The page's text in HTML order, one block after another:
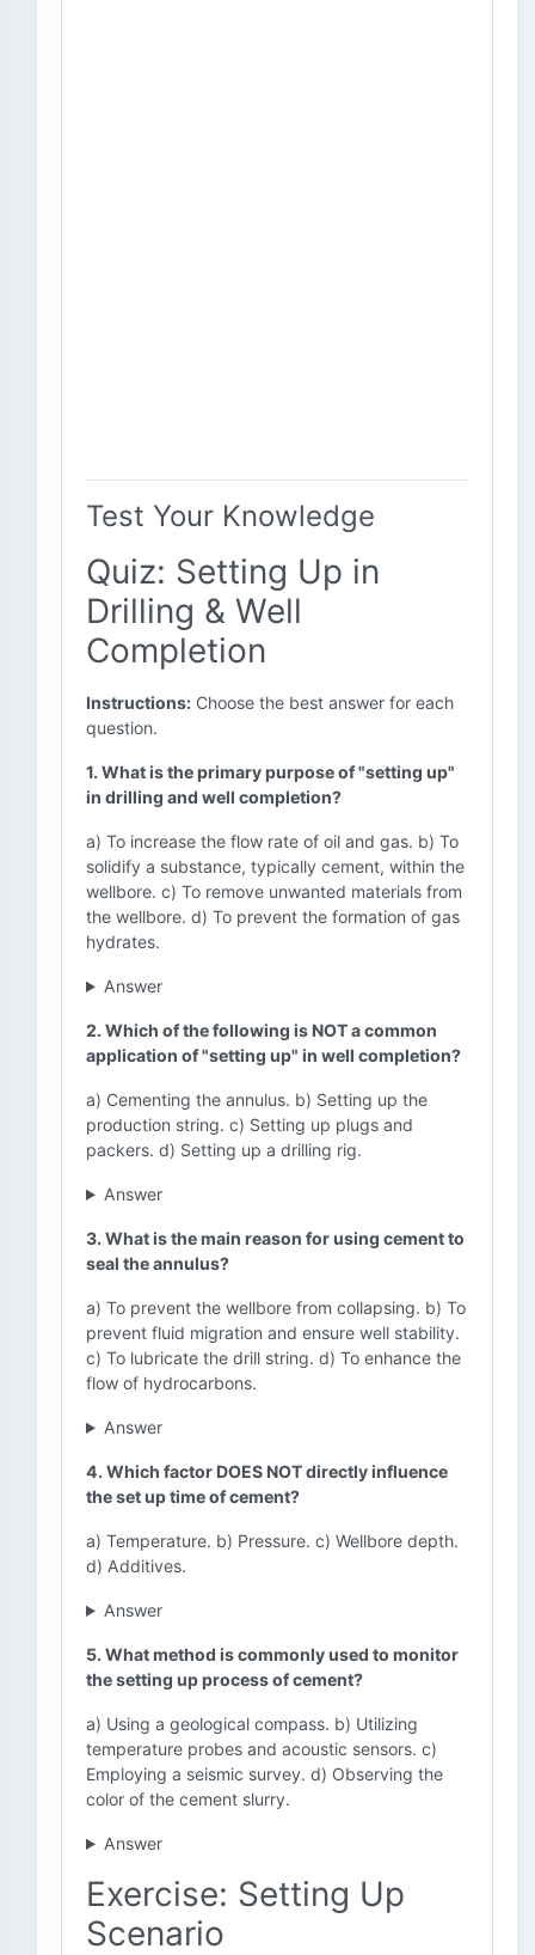
Test Your Knowledge
Quiz: Setting Up in
Drilling & Well
Completion
Instructions: Choose the best answer for each
question.
1. What is the primary purpose of "setting up"
in drilling and well completion?
a) To increase the flow rate of oil and gas. b) To
solidify a substance, typically cement, within the
wellbore. c) To remove unwanted materials from
the wellbore. d) To prevent the formation of gas
hydrates.
Answer
2. Which of the following is NOT a common
application of "setting up" in well completion?
a) Cementing the annulus. b) Setting up the
production string. c) Setting up plugs and
packers. d) Setting up a drilling rig.
Answer
3. What is the main reason for using cement to
seal the annulus?
a) To prevent the wellbore from collapsing. b) To
prevent fluid migration and ensure well stability.
c) To lubricate the drill string. d) To enhance the
flow of hydrocarbons.
Answer
4. Which factor DOES NOT directly influence
the set up time of cement?
a) Temperature. b) Pressure. c) Wellbore depth.
d) Additives.
Answer
5. What method is commonly used to monitor
the setting up process of cement?
a) Using a geological compass. b) Utilizing
temperature probes and acoustic sensors. c)
Employing a seismic survey. d) Observing the
color of the cement slurry.
Answer
Exercise: Setting Up
Scenario